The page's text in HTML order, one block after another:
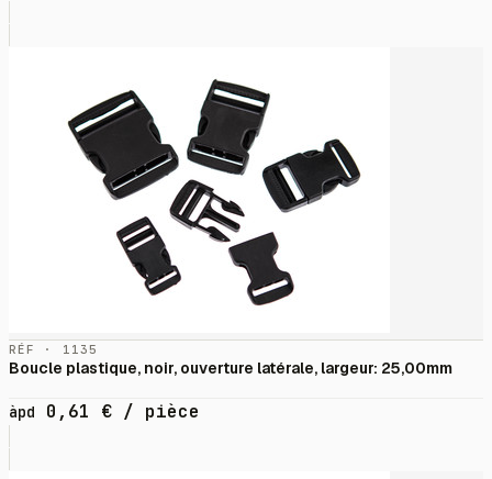
RÉF · 1135
Boucle plastique, noir, ouverture latérale, largeur: 25,00mm
àpd 0,61 € / pièce